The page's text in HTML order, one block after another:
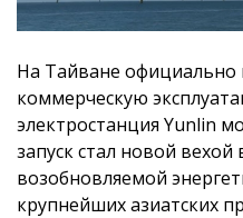
На Тайване официально
коммерческую
электростанция Yunlin
запуск стал новой вехой
возобновляемой
крупнейших азиатских